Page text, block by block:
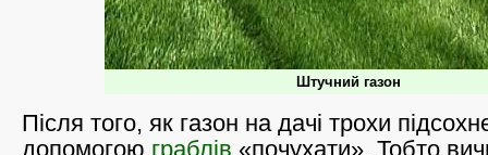
Штучний газон
Після того, як газон на дачі трохи
допомогою граблів «почухати». Тобто